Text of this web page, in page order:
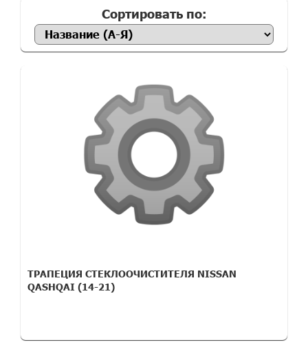
Сортировать по:
ТРАПЕЦИЯ СТЕКЛООЧИСТИТЕЛЯ NISSAN
QASHQAI (14-21)